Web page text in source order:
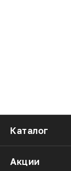
Каталог
Акции